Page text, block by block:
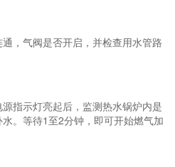
，气阀是否开启，并检查用水管路
指示灯亮起后，监测热水锅炉内是
。等待1至2分钟，即可开始燃气加